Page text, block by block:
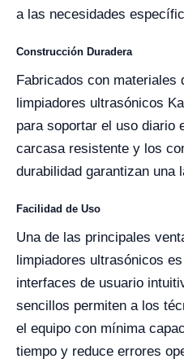
a las necesidades
Construcción Duradera
Fabricados con materiales
limpiadores ultrasónicos
para soportar el uso diario
carcasa resistente y los
durabilidad garantizan una
Facilidad de Uso
Una de las principales
limpiadores ultrasónicos
interfaces de usuario
sencillos permiten a los
el equipo con mínima
tiempo y reduce errores